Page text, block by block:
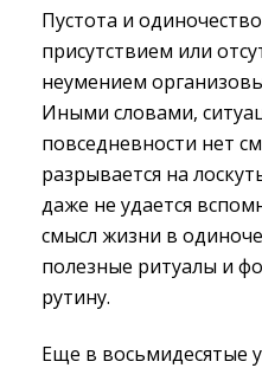
Пустота и
присутствием или
неумением
Иными словами,
повседневности нет
разрывается на
даже не удается
смысл жизни в
полезные ритуалы и
рутину.
Еще в восьмидесятые